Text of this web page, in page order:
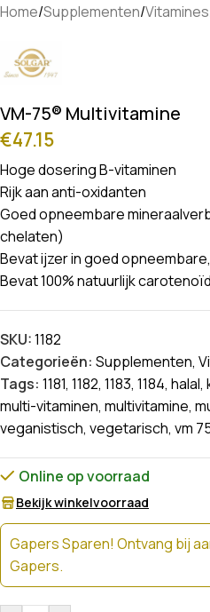
Home/Supplementen/Vitamines
VM-75® Multivitamine
€47.15
Hoge dosering B-vitaminen
Rijk aan anti-oxidanten
Goed opneembare
chelaten)
Bevat ijzer in goed
Bevat 100% natuurlijk
SKU:1182
Categorieën: Supplementen,
Tags: 1181, 1182, 1183, 1184, halal,
multi-vitaminen, multivitamine,
veganistisch, vegetarisch, vm
Online op voorraad
Bekijk winkelvoorraad
Gapers Sparen! Ontvang bij
Gapers.